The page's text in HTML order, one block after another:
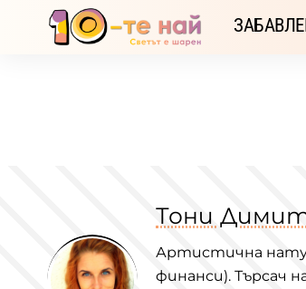
Тони
Артистична
финанси). Търсач